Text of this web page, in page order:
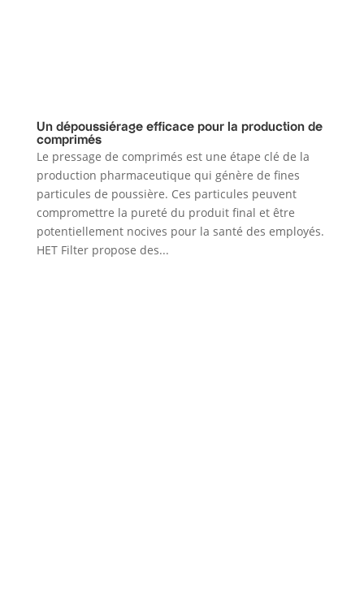
Un dépoussiérage efficace pour la production de
comprimés
Le pressage de comprimés est une étape clé de la
production pharmaceutique qui génère de fines
particules de poussière. Ces particules peuvent
compromettre la pureté du produit final et être
potentiellement nocives pour la santé des employés.
HET Filter propose des...